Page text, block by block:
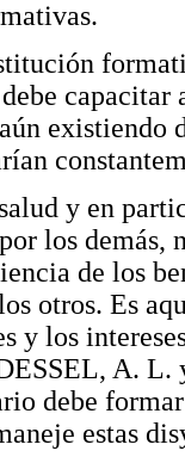
existiendo
y en
los demás,
de los
otros. Es
y los
A. L.
debe
estas